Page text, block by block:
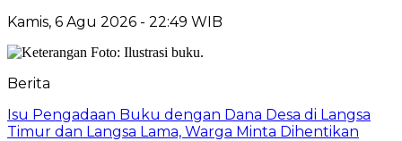
Kamis, 6 Agu 2026 - 22:49 WIB
Berita
Isu Pengadaan Buku dengan Dana Desa di Langsa
Timur dan Langsa Lama, Warga Minta Dihentikan